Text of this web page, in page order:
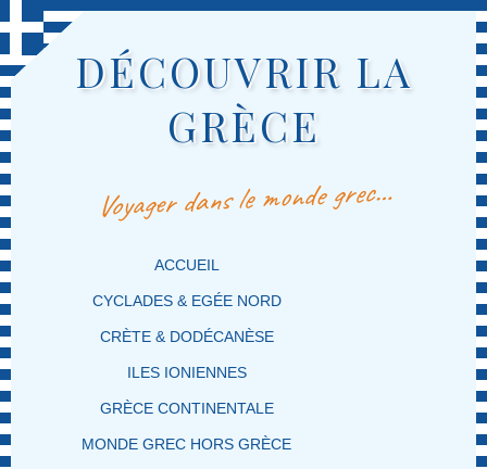
DÉCOUVRIR LA
GRÈCE
Voyager dans le monde grec…
MENU PRINCIPAL
MASQUER LA NAVIGATION PRINCIPALE
MASQUER LA NAVIGATION SECONDAIRE
ACCUEIL
CYCLADES & EGÉE NORD
CRÈTE & DODÉCANÈSE
ILES IONIENNES
GRÈCE CONTINENTALE
MONDE GREC HORS GRÈCE